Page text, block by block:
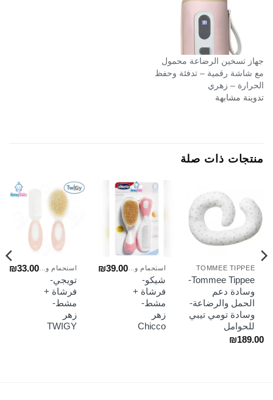
جهاز تسخين الرضاعة محمول
مع شاشة رقمية – تدفئة وحفظ
الحرارة – زهري
تدوينة مشابهة
منتجات ذات صلة
TOMMEE TIPPEE
Tommee Tippee-
وسادة دعم
الحمل والرضاعة-
وسادة تومي تيبي
للحوامل
₪189.00
شيكو-
فرشاة +
مشط-
زهر
Chicco
₪39.00
تويجي-
فرشاة +
مشط-
زهر
TWIGY
₪33.00